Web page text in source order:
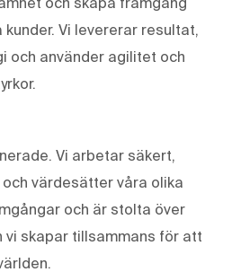
Vi levererar resultat,
och använder agilitet och
Vi arbetar säkert,
värdesätter våra olika
och är stolta över
vi skapar tillsammans för att